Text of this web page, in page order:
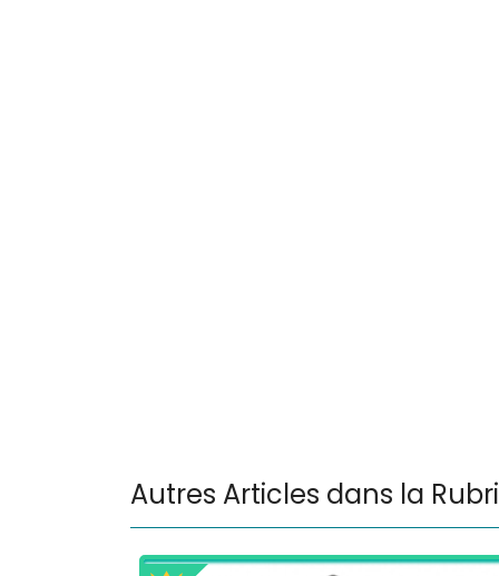
Autres Articles dans la